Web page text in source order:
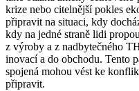
krize nebo citelnější pokles
připravit na situaci, kdy
kdy na jedné straně lidi
z výroby a z nadbytečného
inovací a do obchodu. Tento
spojená mohou vést ke
připravit.